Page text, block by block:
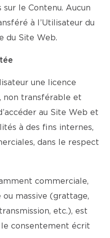
le Contenu. Aucun
à l’Utilisateur du
du Site Web.
une licence
non transférable et
au Site Web et
à des fins internes,
dans le respect
commerciale,
massive (grattage,
etc.), est
consentement écrit